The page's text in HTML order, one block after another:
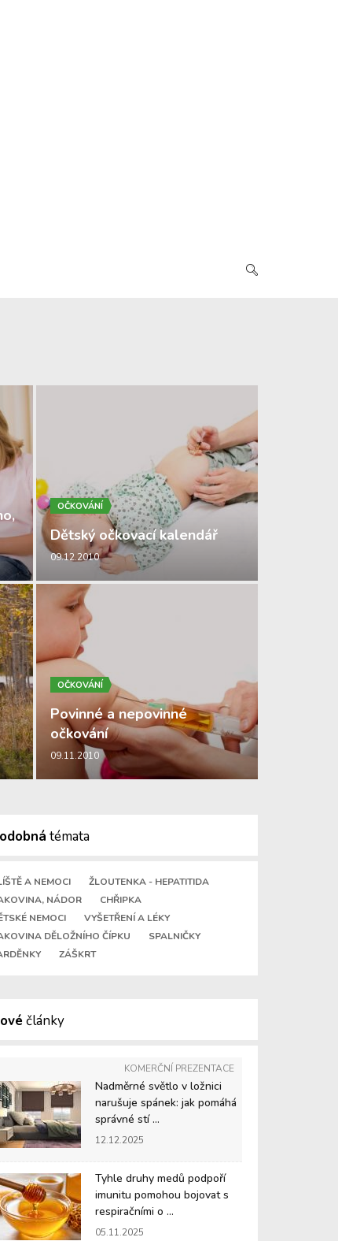
OČKOVÁNÍ
Dětský očkovací kalendář
09.12.2010
OČKOVÁNÍ
Povinné a nepovinné
očkování
09.11.2010
témata
A NEMOCI
ŽLOUTENKA - HEPATITIDA
NÁDOR
CHŘIPKA
NEMOCI
VYŠETŘENÍ A LÉKY
DĚLOŽNÍHO ČÍPKU
SPALNIČKY
ZÁŠKRT
články
KOMERČNÍ PREZENTACE
Nadměrné světlo v ložnici
narušuje spánek: jak pomáhá
správné stí ...
12.12.2025
Tyhle druhy medů podpoří
imunitu pomohou bojovat s
respiračními o ...
05.11.2025